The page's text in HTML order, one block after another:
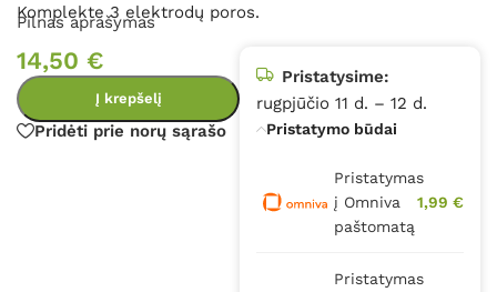
Komplekte 3 elektrodų poros.
Pilnas aprašymas
14,50 €
Į krepšelį
Pridėti prie norų sąrašo
Pristatysime:
rugpjūčio 11 d. – 12 d.
Pristatymo būdai
Pristatymas
į Omniva
paštomatą
1,99 €
Pristatymas